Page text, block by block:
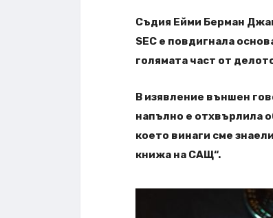
Съдия Ейми Берман
SEC е повдигнала
голямата част от
В изявление външен
напълно е отхвърлила
което винаги сме
книжа на САЩ“.